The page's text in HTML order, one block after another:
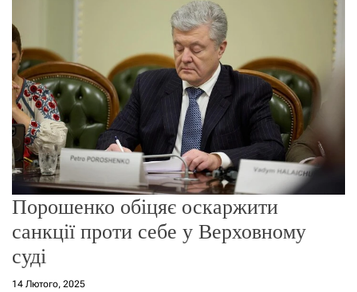
и
м
у
Порошенко обіцяє оскаржити
санкції проти себе у Верховному
суді
14 Лютого, 2025